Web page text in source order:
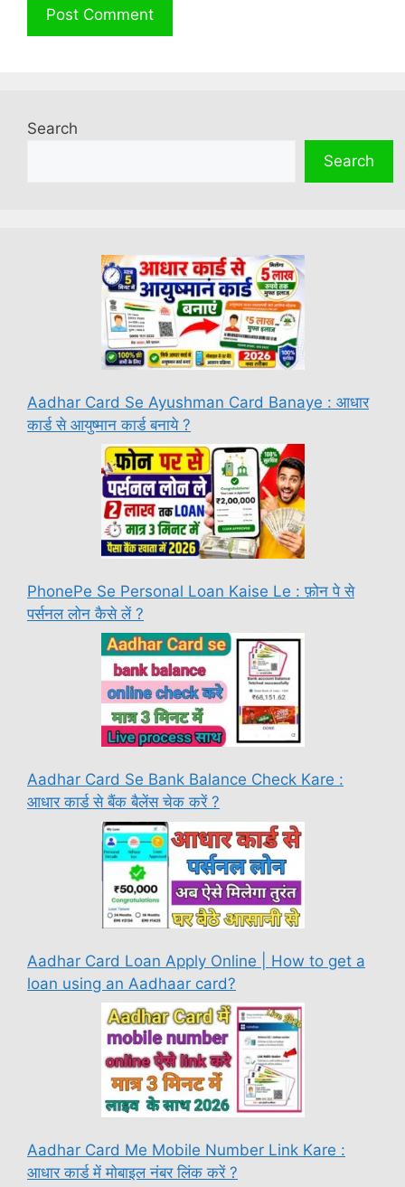
Search
Search
Aadhar Card Se Ayushman Card Banaye : आधार
कार्ड से आयुष्मान कार्ड बनाये ?
PhonePe Se Personal Loan Kaise Le : फ़ोन पे से
पर्सनल लोन कैसे लें ?
Aadhar Card Se Bank Balance Check Kare :
आधार कार्ड से बैंक बैलेंस चेक करें ?
Aadhar Card Loan Apply Online | How to get a
loan using an Aadhaar card?
Aadhar Card Me Mobile Number Link Kare :
आधार कार्ड में मोबाइल नंबर लिंक करें ?